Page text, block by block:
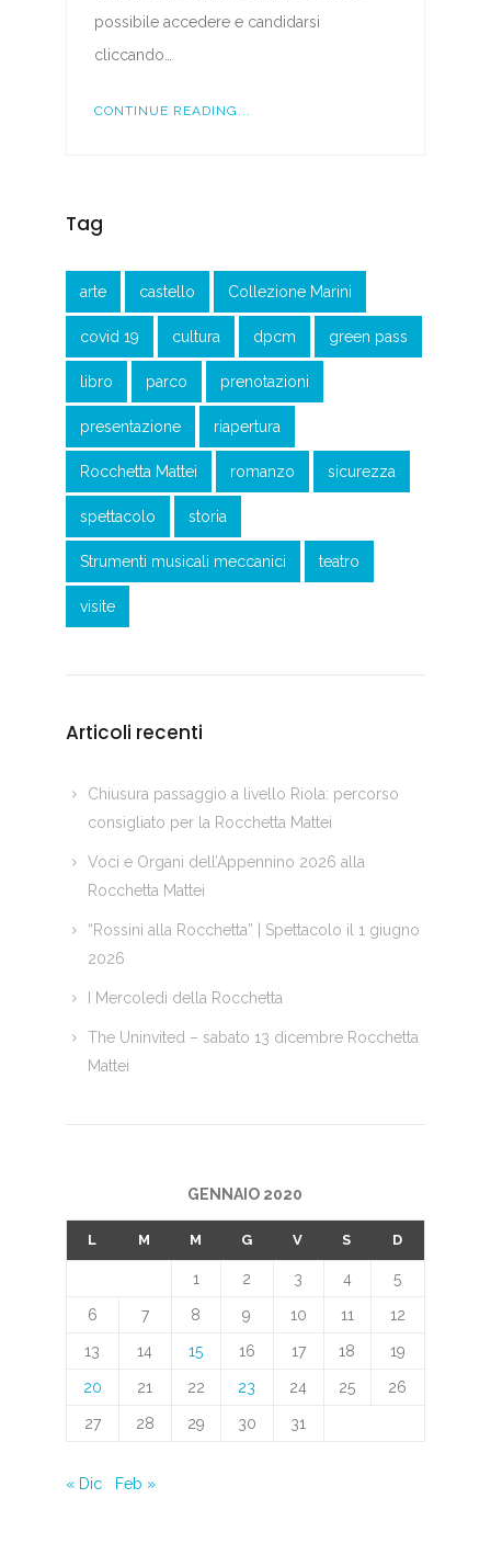
possibile accedere e candidarsi
cliccando…
CONTINUE READING...
Tag
arte castello Collezione Marini
covid 19 cultura dpcm green pass
libro parco prenotazioni
presentazione riapertura
Rocchetta Mattei romanzo sicurezza
spettacolo storia
Strumenti musicali meccanici teatro
visite
Articoli recenti
Chiusura passaggio a livello Riola: percorso
consigliato per la Rocchetta Mattei
Voci e Organi dell’Appennino 2026 alla
Rocchetta Mattei
“Rossini alla Rocchetta” | Spettacolo il 1 giugno
2026
I Mercoledì della Rocchetta
The Uninvited – sabato 13 dicembre Rocchetta
Mattei
GENNAIO 2020
L M M G V S D
1 2 3 4 5
6 7 8 9 10 11 12
13 14 15 16 17 18 19
20 21 22 23 24 25 26
27 28 29 30 31
« Dic Feb »